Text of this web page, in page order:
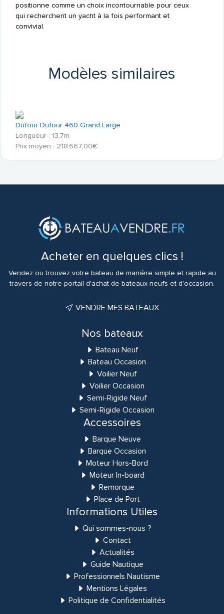
positionne comme un choix incontournable pour ceux
qui recherchent un yacht à la fois performant et
convivial.
Modèles similaires
Dufour Dufour 460 Grand Large
Longueur : 13.7m
Prix moyen : 218 667,00€
Acheter en quelques clics !
Vendez ou trouvez votre bateau de manière simple et rapide au
travers de notre portail d'achat de bateaux neufs et d'occasion.
VENDRE MES BATEAUX
Nos bateaux
Bateau Neuf
Bateau Occasion
Voilier Neuf
Voilier Occasion
Semi-Rigide Neuf
Semi-Rigide Occasion
Accessoires
Barque Neuve
Barque Occasion
Moteur Hors-Bord
Moteur In-board
Remorque
Place de Port
Informations Utiles
Qui sommes-nous ?
Contact
Actualités
Guide Nautique
Professionnels Nautisme
Mentions Légales
Politique de Confidentialités